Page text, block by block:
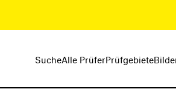
SucheAlle PrüferPrüfgebiete